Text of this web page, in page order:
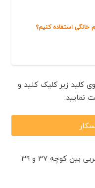
خانگی استفاده کنیم؟
کلید زیر کلیک کنید و
نمایید.
کوچه 37 و 39